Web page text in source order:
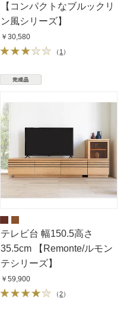
【コンパクトなブルックリ
ン風シリーズ】
￥30,580
（ 1 ）
テレビ台 幅150.5高さ
35.5cm 【Remonte/ルモン
テシリーズ】
￥59,900
（2）